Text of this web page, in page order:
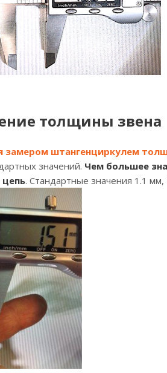
толщины звена
замером штангенциркулем
значений. Чем большее
. Стандартные значения 1.1